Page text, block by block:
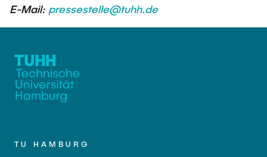
E-Mail: pressestelle@tuhh.de
TU HAMBURG